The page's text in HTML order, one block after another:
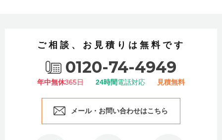
ご相談、お見積りは無料です
0120-74-4949
年中無休365日 24時間電話対応 見積無料
メール・お問い合わせはこちら